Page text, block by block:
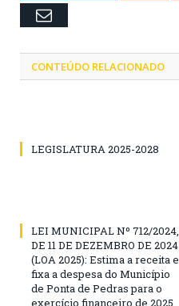
Email
CONTEÚDO RELACIONADO
LEGISLATURA 2025-2028
LEI MUNICIPAL Nº 712/2024,
DE 11 DE DEZEMBRO DE 2024
(LOA 2025): Estima a receita e
fixa a despesa do Município
de Ponta de Pedras para o
exercício financeiro de 2025